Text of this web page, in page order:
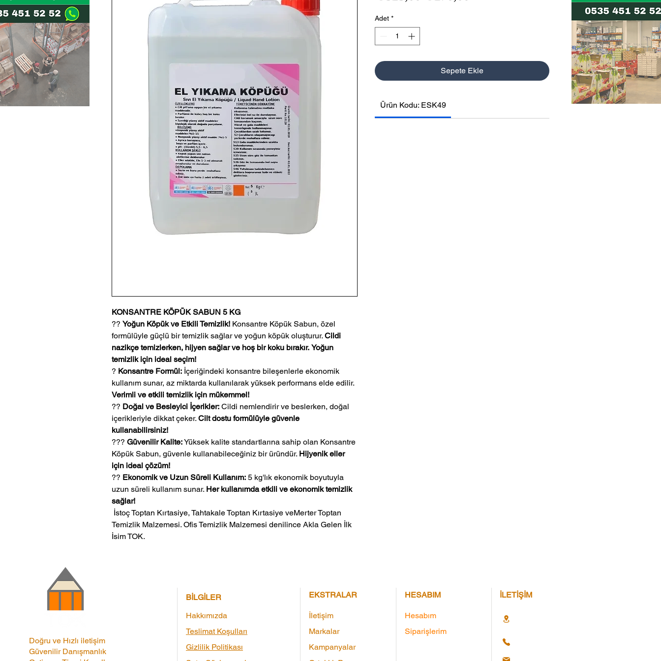
KONSANTRE KÖPÜK SABUN 5 KG
?? Yoğun Köpük ve Etkili Temizlik! Konsantre Köpük Sabun, özel
formülüyle güçlü bir temizlik sağlar ve yoğun köpük oluşturur. Cildi
nazikçe temizlerken, hijyen sağlar ve hoş bir koku bırakır. Yoğun
temizlik için ideal seçim!
? Konsantre Formül: İçeriğindeki konsantre bileşenlerle ekonomik
kullanım sunar, az miktarda kullanılarak yüksek performans elde edilir.
Verimli ve etkili temizlik için mükemmel!
?? Doğal ve Besleyici İçerikler: Cildi nemlendirir ve beslerken, doğal
içerikleriyle dikkat çeker. Cilt dostu formülüyle güvenle
kullanabilirsiniz!
??? Güvenilir Kalite:Yüksek kalite standartlarına sahip olan Konsantre
Köpük Sabun, güvenle kullanabileceğiniz bir üründür. Hijyenik eller
için ideal çözüm!
?? Ekonomik ve Uzun Süreli Kullanım: 5 kg'lık ekonomik boyutuyla
uzun süreli kullanım sunar. Her kullanımda etkili ve ekonomik temizlik
sağlar!
Temizlik Malzemesi. Ofis Temizlik Malzemesi denilince Akla Gelen İlk
İsim TOK.
Adet *
Sepete Ekle
Ürün Kodu: ESK49
Doğru ve Hızlı iletişim
Güvenilir Danışmanlık
BİLGİLER
Hakkımızda
Teslimat Koşulları
Gizlilik Politikası
EKSTRALAR
İletişim
Markalar
Kampanyalar
HESABIM
Hesabım
Siparişlerim
İLETİŞİM